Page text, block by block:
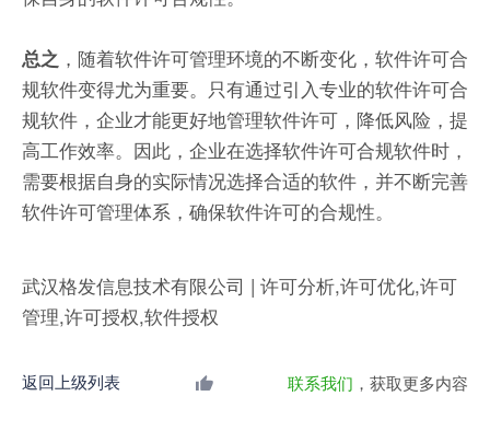
总之 ，随着软件许可管理环境的不断变化，软件许可合
规软件变得尤为重要。只有通过引入专业的软件许可合
规软件，企业才能更好地管理软件许可，降低风险，提
高工作效率。因此，企业在选择软件许可合规软件时，
需要根据自身的实际情况选择合适的软件，并不断完善
软件许可管理体系，确保软件许可的合规性。
武汉格发信息技术有限公司 | 许可分析,许可优化,许可
管理,许可授权,软件授权
返回上级列表 联系我们 ，获取更多内容